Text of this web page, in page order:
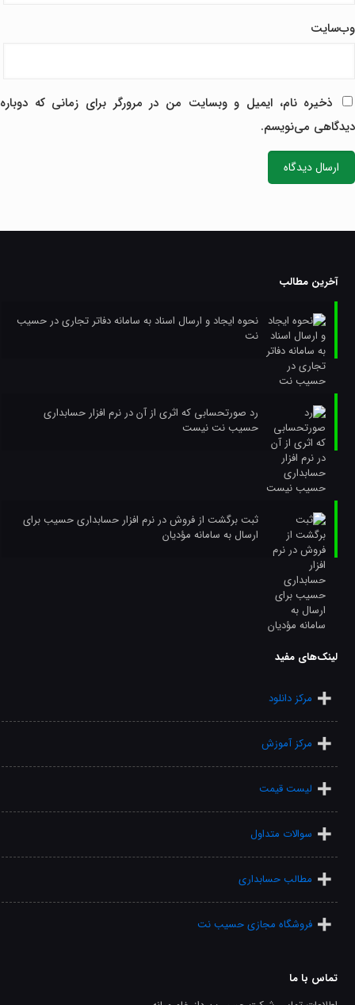
وب‌سایت
ذخیره نام، ایمیل و وبسایت من در مرورگر برای زمانی که دوباره
دیدگاهی می‌نویسم.
آخرین مطالب
نحوه ایجاد و ارسال اسناد به سامانه دفاتر تجاری در حسیب
نت
رد صورتحسابی که اثری از آن در نرم افزار حسابداری
حسیب نت نیست
ثبت برگشت از فروش در نرم افزار حسابداری حسیب برای
ارسال به سامانه مؤدیان
لینک‌های مفید
مرکز دانلود
مرکز آموزش
لیست قیمت
سوالات متداول
مطالب حسابداری
فروشگاه مجازی حسیب نت
تماس با ما